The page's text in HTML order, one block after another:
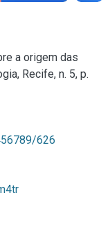
a origem das
Recife, n. 5, p.
626